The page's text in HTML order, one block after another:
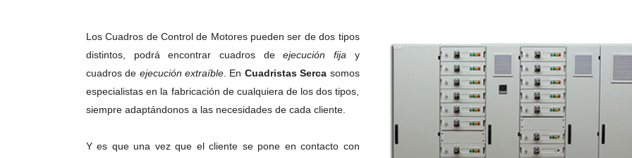
Los Cuadros de Control de Motores pueden ser de dos tipos
distintos, podrá encontrar cuadros deejecución fija y
cuadros de ejecución extraíble . En Cuadristas Serca somos
especialistas en la fabricación de cualquiera de los dos tipos,
siempre adaptándonos a las necesidades de cada cliente.
Y es que una vez que el cliente se pone en contacto con